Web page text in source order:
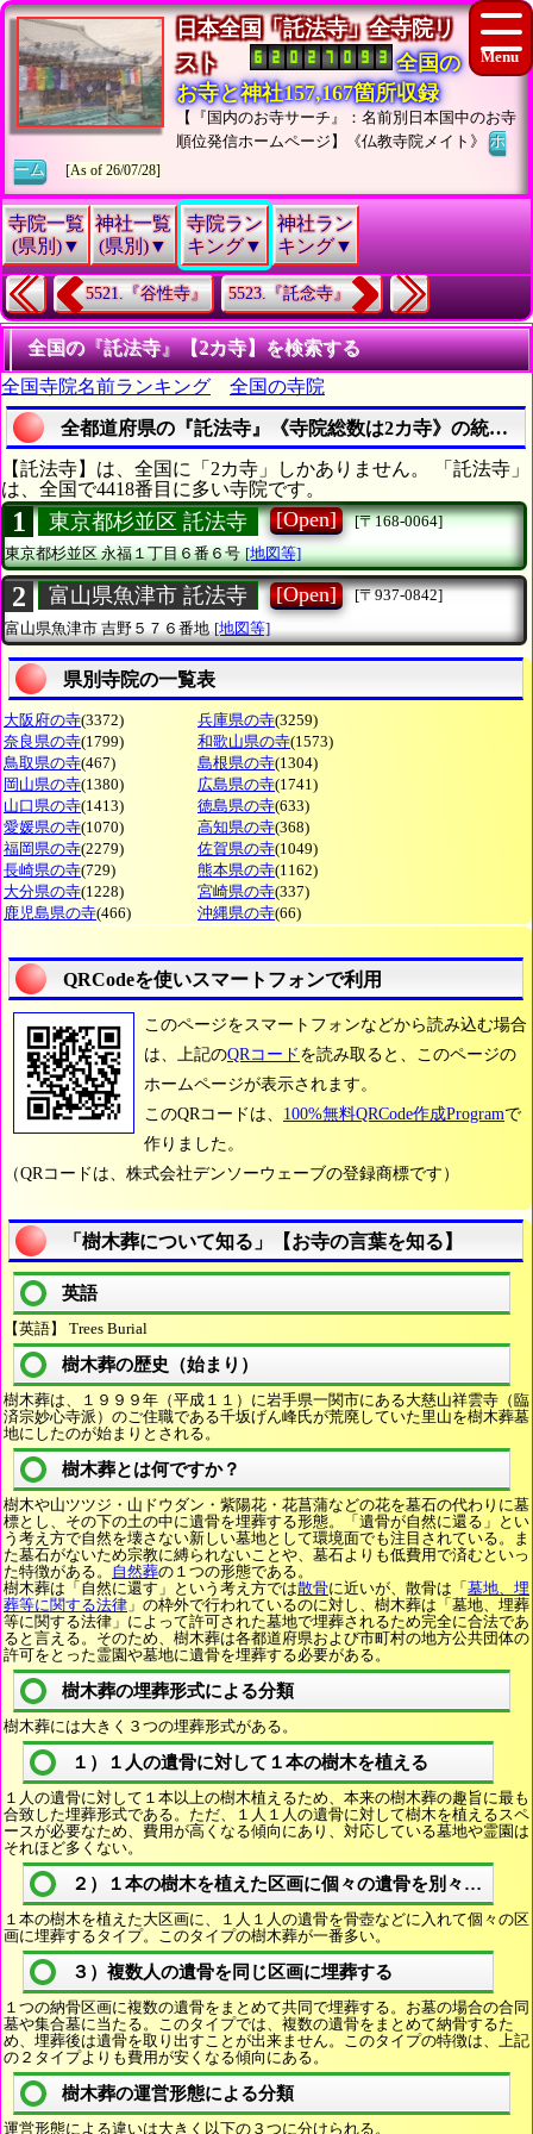
日本全国「託法寺」全寺院リ
スト
全国の
お寺と神社157,167箇所収録
【『国内のお寺サーチ』：名前別日本国中のお寺
順位発信ホームページ】《仏教寺院メイト》ホ
ーム
[As of 26/07/28]
寺院一覧
(県別)▼
神社一覧
(県別)▼
寺院ラン
キング▼
神社ラン
キング▼
5521.『谷性寺』 5523.『託念寺』
全国の『託法寺』【2カ寺】を検索する
全国寺院名前ランキング
全国の寺院
全都道府県の『託法寺』《寺院総数は2カ寺》の統計一
【託法寺】は、全国に「2カ寺」しかありません。 「託法寺」
は、全国で4418番目に多い寺院です。
1 東京都杉並区 託法寺 [Open]
[〒168-0064]
東京都杉並区永福１丁目６番６号 [地図等]
2 富山県魚津市 託法寺 [Open]
[〒937-0842]
富山県魚津市 吉野５７６番地 [地図等]
県別寺院の一覧表
大阪府の寺(3372) 兵庫県の寺(3259)
奈良県の寺(1799) 和歌山県の寺(1573)
鳥取県の寺(467) 島根県の寺(1304)
岡山県の寺(1380) 広島県の寺(1741)
山口県の寺(1413) 徳島県の寺(633)
愛媛県の寺(1070) 高知県の寺(368)
福岡県の寺(2279) 佐賀県の寺(1049)
長崎県の寺(729) 熊本県の寺(1162)
大分県の寺(1228) 宮崎県の寺(337)
鹿児島県の寺(466) 沖縄県の寺(66)
QRCodeを使いスマートフォンで利用
このページをスマートフォンなどから読み込む場合
は、上記のQRコード を読み取ると、このページの
ホームページが表示されます。
このQRコードは、 100%無料QRCode作成Programで
作りました。
（QRコードは、株式会社デンソーウェーブの登録商標です）
「樹木葬について知る」【お寺の言葉を知る】
英語
【英語】 Trees Burial
樹木葬の歴史（始まり）
樹木葬は、１９９９年（平成１１）に岩手県一関市にある大慈山祥雲寺（臨
済宗妙心寺派）のご住職である千坂げん峰氏が荒廃していた里山を樹木葬墓
地にしたのが始まりとされる。
樹木葬とは何ですか？
樹木や山ツツジ・山ドウダン・紫陽花・花菖蒲などの花を墓石の代わりに墓
標とし、その下の土の中に遺骨を埋葬する形態。「遺骨が自然に還る」とい
う考え方で自然を壊さない新しい墓地として環境面でも注目されている。ま
た墓石がないため宗教に縛られないことや、墓石よりも低費用で済むといっ
た特徴がある。 自然葬の１つの形態である。
樹木葬は「自然に還す」という考え方では散骨に近いが、散骨は「墓地、埋
葬等に関する法律 」の枠外で行われているのに対し、樹木葬は「墓地、埋葬
等に関する法律」によって許可された墓地で埋葬されるため完全に合法であ
ると言える。そのため、樹木葬は各都道府県および市町村の地方公共団体の
許可をとった霊園や墓地に遺骨を埋葬する必要がある。
樹木葬の埋葬形式による分類
樹木葬には大きく３つの埋葬形式がある。
１）１人の遺骨に対して１本の樹木を植える
１人の遺骨に対して１本以上の樹木植えるため、本来の樹木葬の趣旨に最も
合致した埋葬形式である。ただ、１人１人の遺骨に対して樹木を植えるスペ
ースが必要なため、費用が高くなる傾向にあり、対応している墓地や霊園は
それほど多くない。
２）１本の樹木を植えた区画に個々の遺骨を別々に埋葬
１本の樹木を植えた大区画に、１人１人の遺骨を骨壺などに入れて個々の区
画に埋葬するタイプ。このタイプの樹木葬が一番多い。
３）複数人の遺骨を同じ区画に埋葬する
１つの納骨区画に複数の遺骨をまとめて共同で埋葬する。お墓の場合の合同
墓や集合墓に当たる。このタイプでは、複数の遺骨をまとめて納骨するた
め、埋葬後は遺骨を取り出すことが出来ません。このタイプの特徴は、上記
の２タイプよりも費用が安くなる傾向にある。
樹木葬の運営形態による分類
運営形態による違いは大きく以下の３つに分けられる。